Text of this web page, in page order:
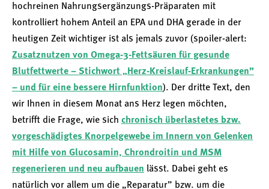
hochreinen Nahrungsergänzungs-Präparaten mit
kontrolliert hohem Anteil an EPA und DHA gerade in der
heutigen Zeit wichtiger ist als jemals zuvor (spoiler-alert:
Zusatznutzen von Omega-3-Fettsäuren für gesunde
Blutfettwerte – Stichwort „Herz-Kreislauf-Erkrankungen”
– und für eine bessere Hirnfunktion). Der dritte Text, den
wir Ihnen in diesem Monat ans Herz legen möchten,
betrifft die Frage, wie sich chronisch überlastetes bzw.
vorgeschädigtes Knorpelgewebe im Innern von Gelenken
mit Hilfe von Glucosamin, Chrondroitin und MSM
regenerieren und neu aufbauen lässt. Dabei geht es
natürlich vor allem um die „Reparatur” bzw. um die